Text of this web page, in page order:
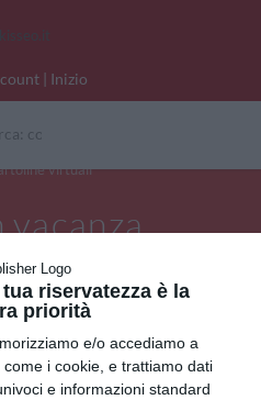
riservatezza è la
priorità
e/o accediamo a
i cookie, e trattiamo dati
e informazioni standard
| Inizio
virtuali
vacanza